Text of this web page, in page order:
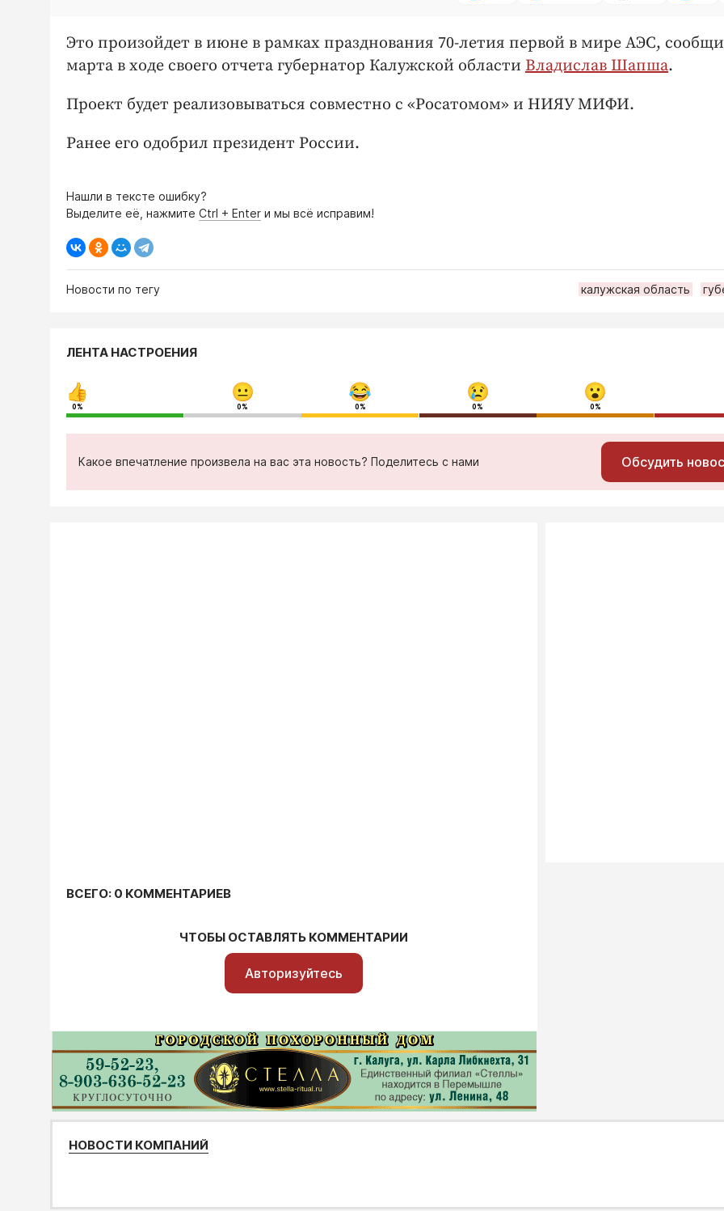
Это произойдет в июне в рамках празднования 70-летия первой в мире АЭС,
марта в ходе своего отчета губернатор Калужской области Владислав Шапша.
Проект будет реализовываться совместно с «Росатомом» и НИЯУ МИФИ.
Ранее его одобрил президент России.
Нашли в тексте ошибку?
Выделите её, нажмите Ctrl + Enter и мы всё исправим!
Новости по тегу калужская область
ЛЕНТА НАСТРОЕНИЯ
0% 0% 0% 0% 0%
Какое впечатление произвела на вас эта новость? Поделитесь с нами Обсудить
ВСЕГО: 0 КОММЕНТАРИЕВ
ЧТОБЫ ОСТАВЛЯТЬ КОММЕНТАРИИ
Авторизуйтесь
НОВОСТИ КОМПАНИЙ